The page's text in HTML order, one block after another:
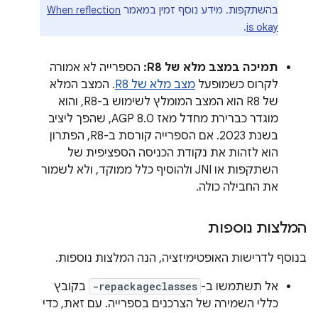
בהשתקפות. מידע נוסף זמין במאמר When reflection
is okay
.
תמיכה במצב מלא של R8:
הספרייה לא אמורה
לקרוס כשמופעל מצב מלא של R8
. המצב המלא
של R8 הוא המצב המומלץ לשימוש ב-R8, והוא
מוגדר כברירת מחדל מאז AGP 8.0, שהפך ליציב
בשנת 2023. אם הספרייה קורסת ב-R8, הפתרון
הוא לזהות את נקודת הכניסה הספציפית של
השתקפות או JNI ולהוסיף כלל ממוקד, ולא לשמור
את החבילה כולה.
המלצות נוספות
בנוסף לדרישות האופטימיזציה, הנה המלצות נוספות.
אל תשתמשו ב- -repackageclasses
בקובץ
כללי השמירה של הצרכנים בספרייה. עם זאת, כדי